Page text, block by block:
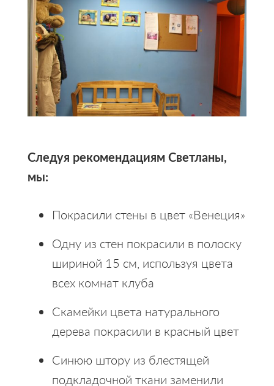
Следуя рекомендациям Светланы,
мы:
Покрасили стены в цвет «Венеция»
Одну из стен покрасили в полоску
шириной 15 см, используя цвета
всех комнат клуба
Скамейки цвета натурального
дерева покрасили в красный цвет
Синюю штору из блестящей
подкладочной ткани заменили